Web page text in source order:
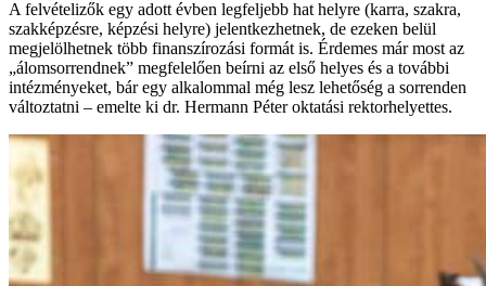
A felvételizők egy adott évben legfeljebb hat helyre (karra, szakra,
szakképzésre, képzési helyre) jelentkezhetnek, de ezeken belül
megjelölhetnek több finanszírozási formát is. Érdemes már most az
„álomsorrendnek” megfelelően beírni az első helyes és a további
intézményeket, bár egy alkalommal még lesz lehetőség a sorrenden
változtatni – emelte ki dr. Hermann Péter oktatási rektorhelyettes.